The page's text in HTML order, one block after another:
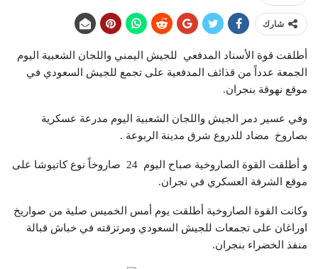
شارك
أطلقت قوة الأسناد المدفعي للجيش اليمني واللجان الشعبية اليوم
الجمعة عدداً من قذائف المدفعية على تجمع للجيش السعودي في
موقع نهوقة بنجران.
وفي عسير دمر الجيش واللجان الشعبية اليوم مدرعة عسكرية
بصاروخ مضاد للدروع شرق مدينة الربوعة .
و أطلقت القوة الصاروخية صباح اليوم 24 صاروخاً نوع كاتيوشا على
موقع الشرفة العسكري في نجران.
وكانت القوة الصاروخية أطلقت يوم أمس الخميس صلية من صواريخ
اوراغان على تجمعات للجيش السعودي ومرتزقته في خباش قبالة
منفذ الخضراء بنجران.